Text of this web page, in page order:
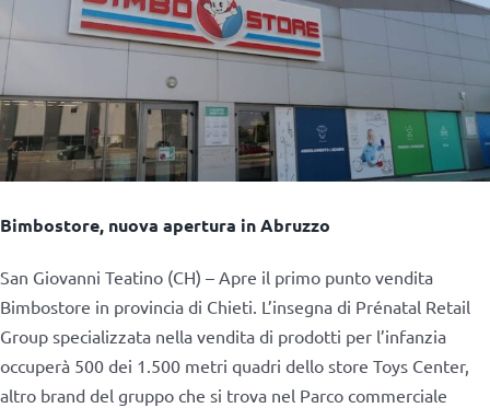
Bimbostore, nuova apertura in Abruzzo
San Giovanni Teatino (CH) – Apre il primo punto vendita
Bimbostore in provincia di Chieti. L’insegna di Prénatal Retail
Group specializzata nella vendita di prodotti per l’infanzia
occuperà 500 dei 1.500 metri quadri dello store Toys Center,
altro brand del gruppo che si trova nel Parco commerciale